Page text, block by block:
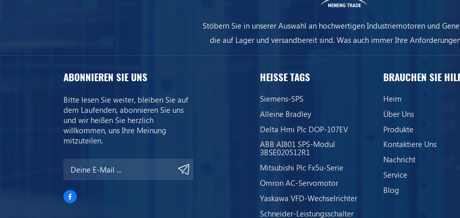
Stöbern Sie in unserer Auswahl an hochwertigen Industriemotoren und
die auf Lager und versandbereit sind. Was auch immer Ihre
unsere Ausrüstung sorgt dafür, dass Ihr Unternehmen immer am Laufen
ABONNIEREN SIE UNS
Bitte lesen Sie weiter, bleiben Sie auf
dem Laufenden, abonnieren Sie uns
und wir heißen Sie herzlich
willkommen, uns Ihre Meinung
mitzuteilen.
HEISSE TAGS
Siemens-SPS
Alleine Bradley
Delta Hmi Plc DOP-107EV
ABB AI801 SPS-Modul
3BSE020512R1
Mitsubishi Plc Fx5u-Serie
Omron AC-Servomotor
Yaskawa VFD-Wechselrichter
Schneider-Leistungsschalter
BRAUCHEN SIE
Heim
Über Uns
Produkte
Kontaktiere Uns
Nachricht
Service
Blog